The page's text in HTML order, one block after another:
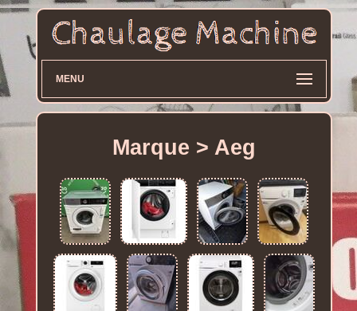
MENU
Marque > Aeg